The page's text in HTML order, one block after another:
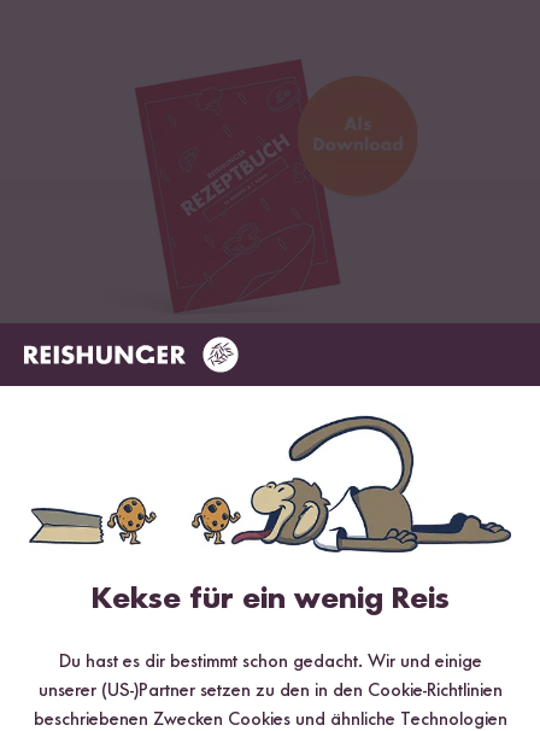
Digitales Rezeptbuch per E-Mail
✔️ 25 leckere Rezepte aus unseren bunten Kochwelten
✔️ Von Sushi über Curry bis hin zu Desserts
✔️ Inklusive Tipps & Tricks für die Zubereitung
*Das Digitale Rezeptbuch wird dir nach vollständiger Anmeldung zum Newsletter
per E-Mail zugeschickt.
Kekse für ein wenig Reis
Du hast es dir bestimmt schon gedacht. Wir und einige
unserer (US-)Partner setzen zu den in den Cookie-Richtlinien
beschriebenen Zwecken Cookies und ähnliche Technologien